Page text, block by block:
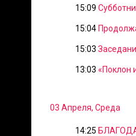
15:09
15:04
15:03
13:03 «Поклон
03 Апреля, Среда
14:25